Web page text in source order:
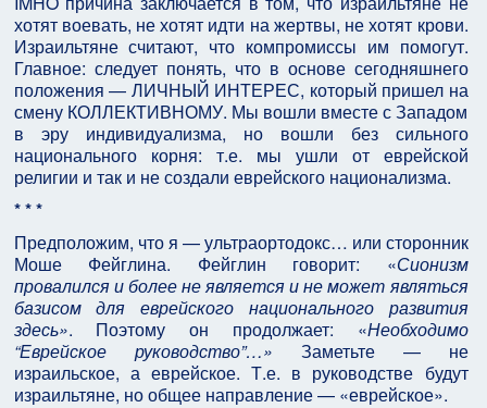
хотят воевать, не хотят идти на жертвы, не хотят крови.
Израильтяне считают, что компромиссы им помогут.
Главное: следует понять, что в основе сегодняшнего
положения — ЛИЧНЫЙ ИНТЕРЕС, который пришел на
смену КОЛЛЕКТИВНОМУ. Мы вошли вместе с Западом
в эру индивидуализма, но вошли без сильного
национального корня: т.е. мы ушли от еврейской
религии и так и не создали еврейского национализма.
* * *
Предположим, что я — ультраортодокс… или сторонник
Моше Фейглина. Фейглин говорит: «Сионизм
провалился и более не является и не может являться
базисом для еврейского национального развития
здесь». Поэтому он продолжает: «Необходимо
“Еврейское руководство”…» Заметьте — не
израильское, а еврейское. Т.е. в руководстве будут
израильтяне, но общее направление — «еврейское».